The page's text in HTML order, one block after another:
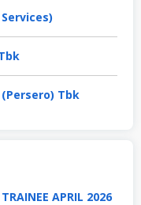
Tbk
APRIL 2026